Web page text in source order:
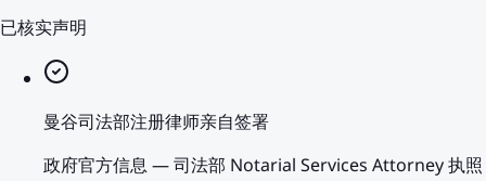
已核实声明
曼谷司法部注册律师亲自签署
政府官方信息—司法部 Notarial Services Attorney 执照